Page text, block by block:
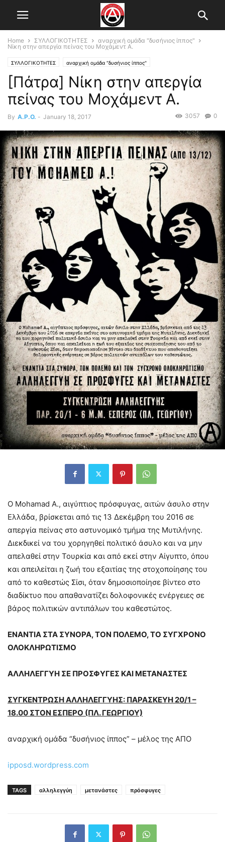
Home ΣΥΛΛΟΓΙΚΟΤΗΤΕΣ
αναρχική ομάδα "δυσήνιος ίππος"
Νίκη στην απεργία πείνας του Μοχάμεντ Α.
ΣΥΛΛΟΓΙΚΟΤΗΤΕΣ αναρχική ομάδα "δυσήνιος ίππος"
[Πάτρα] Νίκη στην απεργία
πείνας του Μοχάμεντ Α.
By A.P.O. - January 18, 2017 0
3057
O Μohamad Α., αιγύπτιος πρόσφυγας, αιτών άσυλο στην
Ελλάδα, βρίσκεται από τις 13 Δεκέμβρη του 2016 σε
απεργία πείνας στο αστυνομικό τμήμα της Μυτιλήνης.
Διεκδικεί να του χορηγηθεί πολιτικό άσυλο και να μην
απελαθεί στην Τουρκία και από εκεί στην Αίγυπτο, όπου
και απειλείται η ζωή του εξαιτίας της στοχοποίησης του
από το καθεστώς Σίσι, όταν δημοσιοποίησε βίντεο στο
διαδίκτυο που απαθανατίζει δολοφονικές ενέργειες σε
βάρος πολιτικών αντιπάλων του καθεστώτος.
ΕΝΑΝΤΙΑ ΣΤΑ ΣΥΝΟΡΑ, ΤΟΝ ΠΟΛΕΜΟ, ΤΟ ΣΥΓΧΡΟΝΟ
ΟΛΟΚΛΗΡΩΤΙΣΜΟ
ΑΛΛΗΛΕΓΓΥΗ ΣΕ ΠΡΟΣΦΥΓΕΣ ΚΑΙ ΜΕΤΑΝΑΣΤΕΣ
ΣΥΓΚΕΝΤΡΩΣΗ ΑΛΛΗΛΕΓΓΥΗΣ: ΠΑΡΑΣΚΕΥΗ 20/1 –
18.00 ΣΤΟΝ ΕΣΠΕΡΟ (ΠΛ. ΓΕΩΡΓΙΟΥ)
αναρχική ομάδα “δυσήνιος ίππος” – μέλος της ΑΠΟ
ipposd.wordpress.com
TAGS αλληλεγγύη μετανάστες πρόσφυγες